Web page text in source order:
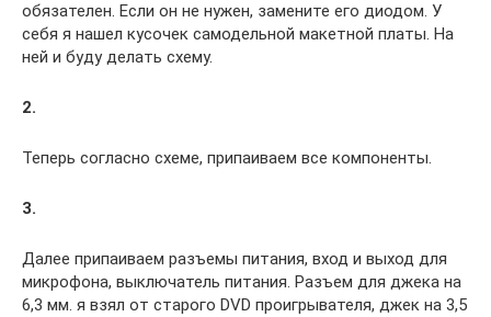
обязателен. Если он не нужен, замените его диодом. У
себя я нашел кусочек самодельной макетной платы. На
ней и буду делать схему.
2.
Теперь согласно схеме, припаиваем все компоненты.
3.
Далее припаиваем разъемы питания, вход и выход для
микрофона, выключатель питания. Разъем для джека на
6,3 мм. я взял от старого DVD проигрывателя, джек на 3,5